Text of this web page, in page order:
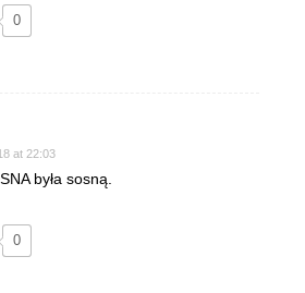
0
at 22:03
była sosną.
0